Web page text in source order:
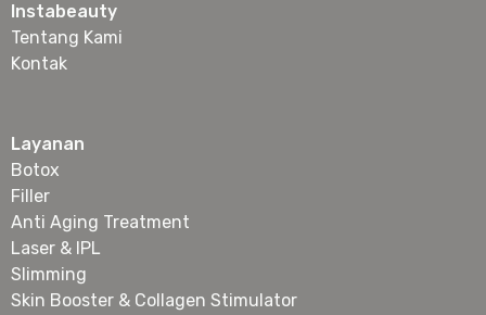
Instabeauty
Tentang Kami
Kontak
Layanan
Botox
Filler
Anti Aging Treatment
Laser & IPL
Slimming
Skin Booster & Collagen Stimulator